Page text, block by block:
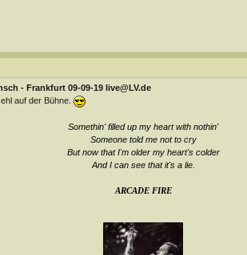
- Frankfurt 09-09-19 live@LV.de
auf der Bühne.
Somethin' filled up my heart with nothin'
Someone told me not to cry
But now that I'm older my heart's colder
And I can see that it's a lie.
ARCADE FIRE